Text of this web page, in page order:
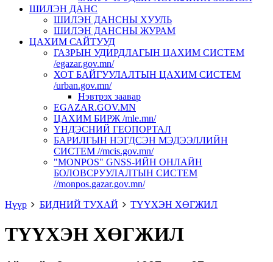
ШИЛЭН ДАНС
ШИЛЭН ДАНСНЫ ХУУЛЬ
ШИЛЭН ДАНСНЫ ЖУРАМ
ЦАХИМ САЙТУУД
ГАЗРЫН УДИРДЛАГЫН ЦАХИМ СИСТЕМ
/egazar.gov.mn/
ХОТ БАЙГУУЛАЛТЫН ЦАХИМ СИСТЕМ
/urban.gov.mn/
Нэвтрэх заавар
EGAZAR.GOV.MN
ЦАХИМ БИРЖ /mle.mn/
ҮНДЭСНИЙ ГЕОПОРТАЛ
БАРИЛГЫН НЭГДСЭН МЭДЭЭЛЛИЙН
СИСТЕМ //mcis.gov.mn/
"MONPOS" GNSS-ИЙН ОНЛАЙН
БОЛОВСРУУЛАЛТЫН СИСТЕМ
//monpos.gazar.gov.mn/
Нүүр
БИДНИЙ ТУХАЙ ТҮҮХЭН ХӨГЖИЛ
ТҮҮХЭН ХӨГЖИЛ